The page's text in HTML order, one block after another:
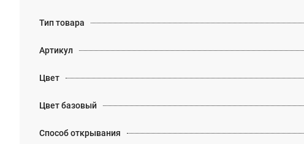
Тип товара
Артикул
Цвет
Цвет базовый
Способ открывания